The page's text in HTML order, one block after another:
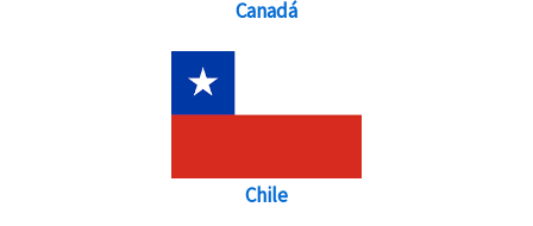
Canadá
Chile